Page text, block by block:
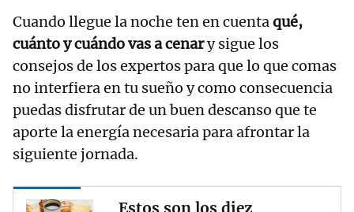
Cuando llegue la noche ten en cuentaqué,
cuánto y cuándo vas a cenary sigue los
consejos de los expertos para que lo que comas
no interfiera en tu sueño y como consecuencia
puedas disfrutar de un buen descanso que te
aporte la energía necesaria para afrontar la
siguiente jornada.